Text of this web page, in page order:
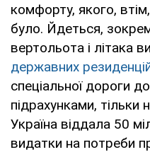
комфорту, якого,
було. Йдеться,
вертольота і літака
державних
спеціальної дороги
підрахунками, тільки
Україна віддала 50
видатки на потреби